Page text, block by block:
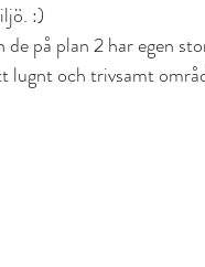
:)
på plan 2 har egen
och trivsamt